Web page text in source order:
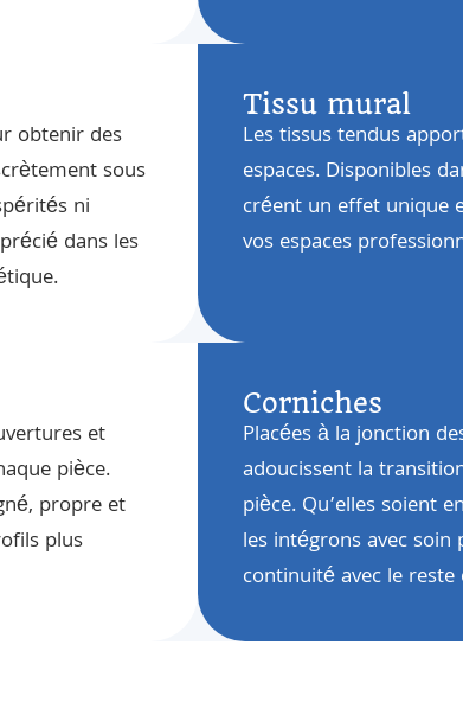
obtenir des
sous
ni
dans les
Tissu mural
Les tissus tendus
espaces. Disponibles
créent un effet unique
vos espaces
et
pièce.
propre et
plus
Corniches
Placées à la jonction
adoucissent la
pièce. Qu’elles soient
les intégrons avec
continuité avec le